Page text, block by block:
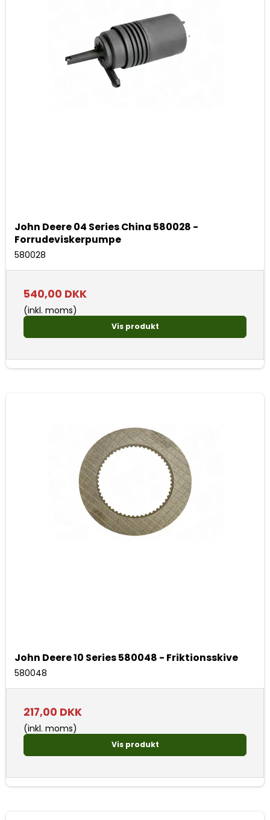
John Deere 04 Series China 580028 -
Forrudeviskerpumpe
580028
540,00 DKK
(inkl. moms)
Vis produkt
John Deere 10 Series 580048 - Friktionsskive
580048
217,00 DKK
(inkl. moms)
Vis produkt